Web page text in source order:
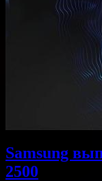
Samsung
2500